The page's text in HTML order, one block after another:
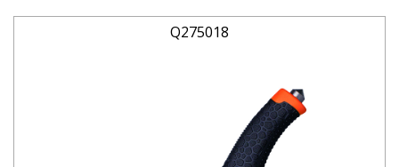
Q275018